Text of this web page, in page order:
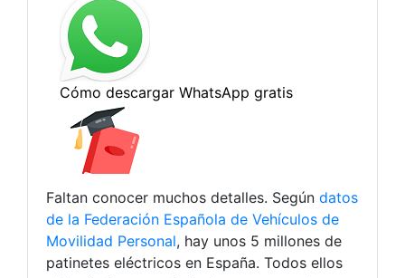
Faltan conocer muchos detalles. Según datos
de la Federación Española de Vehículos de
Movilidad Personal, hay unos 5 millones de
patinetes eléctricos en España. Todos ellos